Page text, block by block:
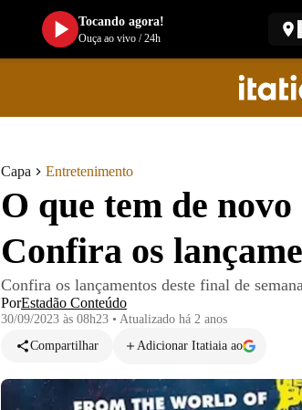
Capa Entretenimento
O que tem de
Confira os
Confira os lançamentos deste final de
PorEstadão Conteúdo
30/09/2023 às 08h23 • Atualizado há 2 anos
Compartilhar
Adicionar Itatiaia ao
Tocando agora!
Ouça ao vivo/24h